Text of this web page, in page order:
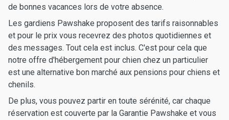
de bonnes vacances lors de votre absence.
Les gardiens Pawshake proposent des tarifs raisonnables
et pour le prix vous recevrez des photos quotidiennes et
des messages. Tout cela est inclus. C'est pour cela que
notre offre d'hébergement pour chien chez un particulier
est une alternative bon marché aux pensions pour chiens et
chenils.
De plus, vous pouvez partir en toute sérénité, car chaque
réservation est couverte par la Garantie Pawshake et vous